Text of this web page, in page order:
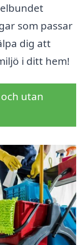
som passar
dig att
i ditt hem!
utan